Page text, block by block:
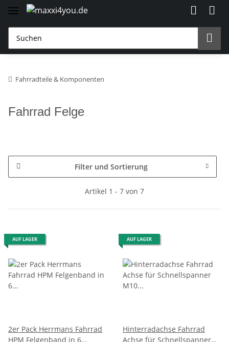
Fahrradteile & Komponenten
Fahrrad Felge
Filter und Sortierung
Artikel 1 - 7 von 7
AUF LAGER
2er Pack Herrmans Fahrrad
HPM Felgenband in 6
AUF LAGER
Hinterradachse Fahrrad
Achse für Schnellspanner